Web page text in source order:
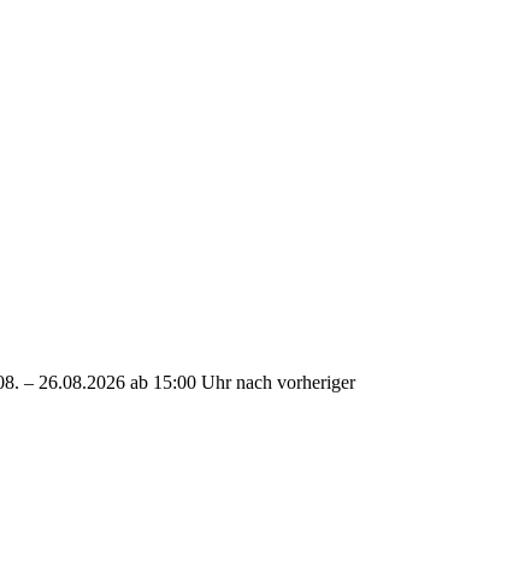
– 26.08.2026 ab 15:00 Uhr nach vorheriger